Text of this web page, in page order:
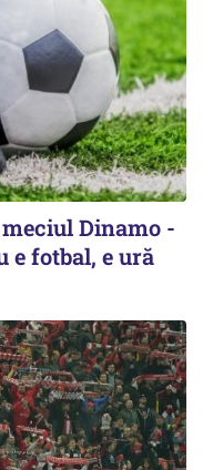
Dinamo -
e fotbal, e ură